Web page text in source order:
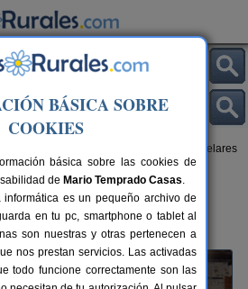
> Conjunto Rural Los Telares
Telares
133 km de León
BÁSICA SOBRE
COOKIES
básica sobre las cookies de
de Mario Temprado Casas.
es un pequeño archivo de
en tu pc, smartphone o tablet al
son nuestras y otras pertenecen a
nos prestan servicios. Las activadas
todo funcione correctamente son las